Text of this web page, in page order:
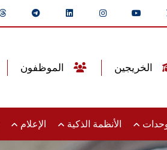
الأنظمة الذكية الإعلام